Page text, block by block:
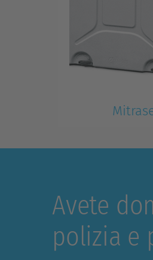
Avete
polizia e